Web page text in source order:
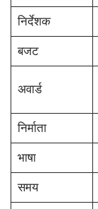
निर्देशक
बजट
अवार्ड
निर्माता
भाषा
समय